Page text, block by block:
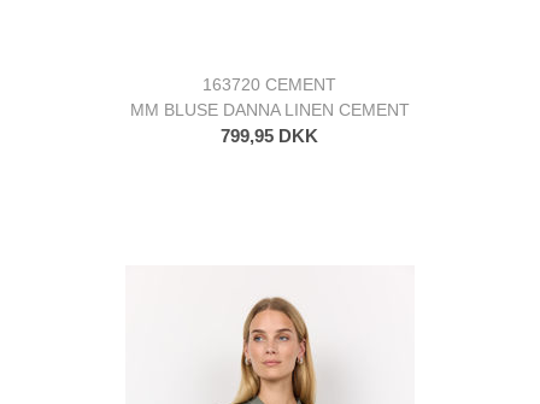
163720 CEMENT
MM BLUSE DANNA LINEN CEMENT
799,95 DKK